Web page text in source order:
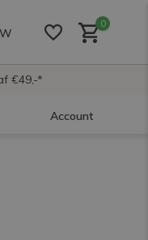
0
€49,-*
Account